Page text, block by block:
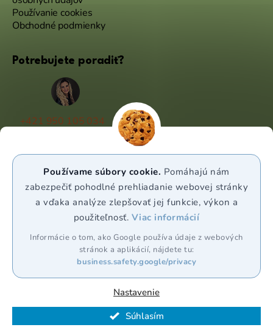
Používame súbory cookie. Pomáhajú nám
zabezpečiť pohodlné prehliadanie webovej stránky
a vďaka analýze zlepšovať jej funkcie, výkon a
použiteľnosť. Viac informácií
Informácie o tom, ako Google používa údaje z webových
stránok a aplikácií, nájdete tu:
business.safety.google/privacy
Nastavenie
Súhlasím
Používanie cookies
Obchodné podmienky
Potrebujete poradiť?
+421 950 105 034
WhatsApp
Sledujte nás
Vytvoril Shoptet Premium